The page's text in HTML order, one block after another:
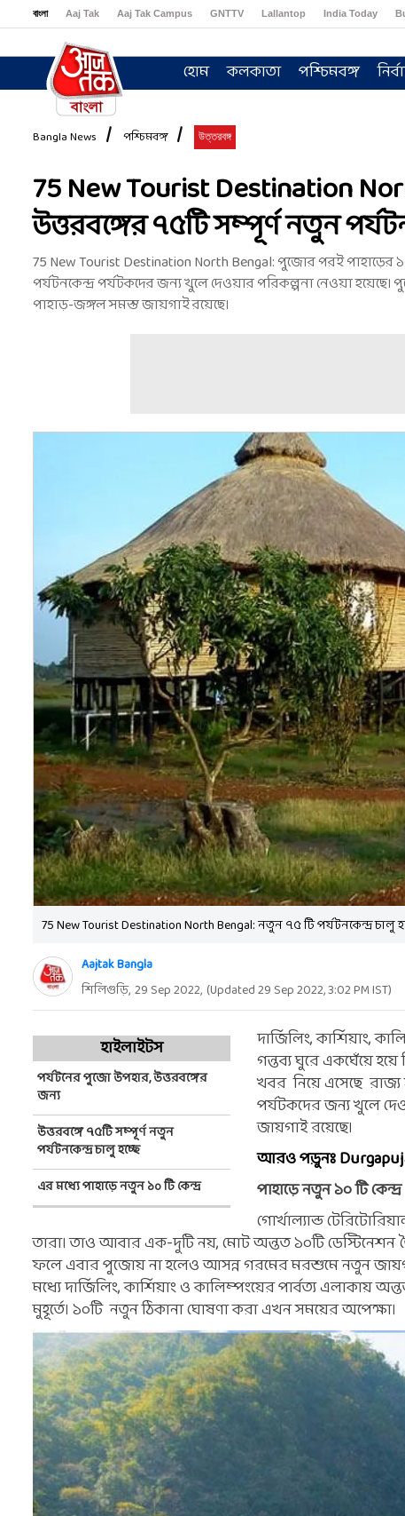
বাংলা Aaj Tak Aaj Tak Campus GNTTV Lallantop India Today
হোম কলকাতা পশ্চিমবঙ্গ
Bangla News পশ্চিমবঙ্গ উত্তরবঙ্গ
75 New Tourist Destination
উত্তরবঙ্গের ৭৫টি সম্পূর্ণ নতুন
75 New Tourist Destination North Bengal: পুজোর পরই পাহাড়ের
পর্যটনকেন্দ্র পর্যটকদের জন্য খুলে দেওয়ার পরিকল্পনা নেওয়া
পাহাড়-জঙ্গল সমস্ত জায়গাই রয়েছে।
75 New Tourist Destination North Bengal: নতুন ৭৫ টি পর্যটনকেন্দ্র চালু
Aajtak Bangla
শিলিগুড়ি, 29 Sep 2022, (Updated29 Sep 2022, 3:02 PMIST)
হাইলাইটস
পর্যটনের পুজো উপহার, উত্তরবঙ্গের
জন্য
উত্তরবঙ্গে ৭৫টি সম্পূর্ণ নতুন
পর্যটনকেন্দ্র চালু হচ্ছে
এর মধ্যে পাহাড়ে নতুন ১০ টি কেন্দ্র
দার্জিলিং, কার্শিয়াং,
গন্তব্য ঘুরে একঘেঁয়ে হয়ে
খবর নিয়ে এসেছে রাজ্য
পর্যটকদের জন্য খুলে
জায়গাই রয়েছে।
আরও পড়ুনঃ Durgapuja
পাহাড়ে নতুন ১০ টি কেন্দ্র
গোর্খাল্যান্ড
তারা। তাও আবার এক-দুটি নয়, মোট অন্তত ১০টি ডেস্টিনেশন
ফলে এবার পুজোয় না হলেও আসন্ন গরমের মরশুমে নতুন
মধ্যে দার্জিলিং, কার্শিয়াং ও কালিম্পংয়ের পার্বত্য এলাকায়
মুহূর্তে। ১০টি নতুন ঠিকানা ঘোষণা করা এখন সময়ের অপেক্ষা।